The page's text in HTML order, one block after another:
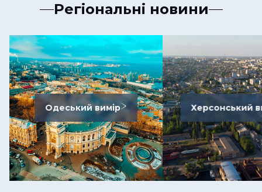
Регіональні новини
Одеський вимір Херсонський